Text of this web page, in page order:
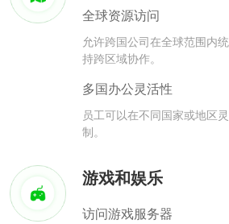
全球资源访问
允许跨国公司在全球范围内
持跨区域协作。
多国办公灵活性
员工可以在不同国家或地区
制。
游戏和娱乐
访问游戏服务器